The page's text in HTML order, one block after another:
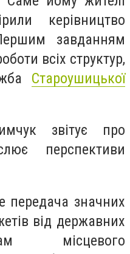
керівництво
завданням
всіх структур,
Староушицької
звітує про
перспективи
передача значних
від державних
місцевого